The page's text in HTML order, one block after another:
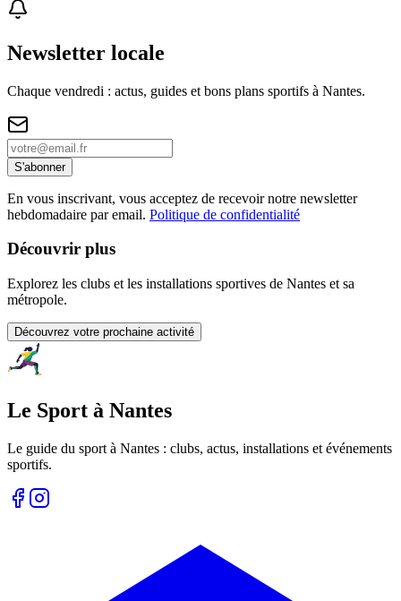
Newsletter locale
Chaque vendredi : actus, guides et bons plans sportifs à Nantes.
S'abonner
En vous inscrivant, vous acceptez de recevoir notre newsletter
hebdomadaire par email. Politique de confidentialité
Découvrir plus
Explorez les clubs et les installations sportives de Nantes et sa
métropole.
Découvrez votre prochaine activité
Le Sport à Nantes
Le guide du sport à Nantes : clubs, actus, installations et événements
sportifs.